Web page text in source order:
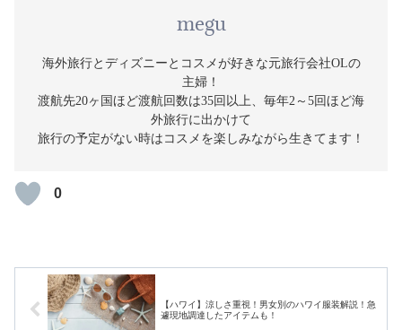
megu
海外旅行とディズニーとコスメが好きな元旅行会社OLの
主婦！
渡航先20ヶ国ほど渡航回数は35回以上、毎年2～5回ほど海
外旅行に出かけて
旅行の予定がない時はコスメを楽しみながら生きてます！
0
【ハワイ】涼しさ重視！男女別のハワイ服装解説！急
遽現地調達したアイテムも！